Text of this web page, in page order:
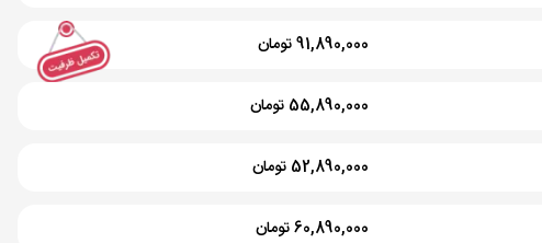
91,890,000 تومان
55,890,000 تومان
52,890,000 تومان
60,890,000 تومان